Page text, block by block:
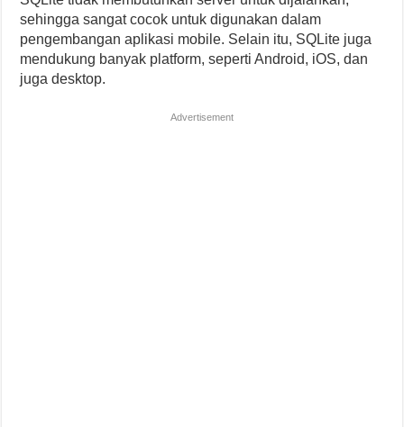
sehingga sangat cocok untuk digunakan dalam
pengembangan aplikasi mobile. Selain itu, SQLite juga
mendukung banyak platform, seperti Android, iOS, dan
juga desktop.
Advertisement